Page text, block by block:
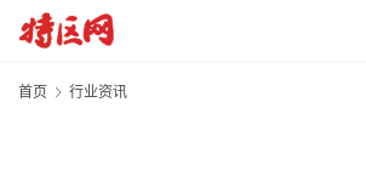
首页 行业资讯